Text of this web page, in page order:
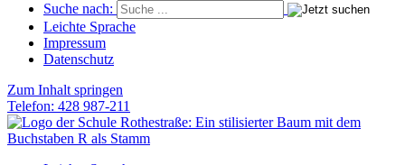
Suche nach:
Leichte Sprache
Impressum
Datenschutz
Zum Inhalt springen
Telefon: 428 987-211